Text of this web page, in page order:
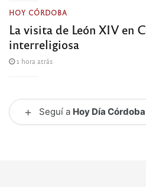
HOY CÓRDOBA
La visita de León XIV en
interreligiosa
1 hora atrás
+ Seguí a Hoy Día Córdoba